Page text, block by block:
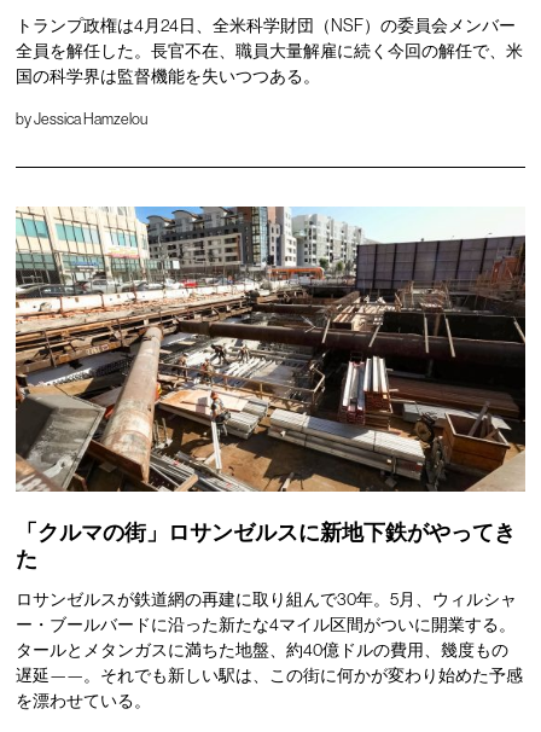
トランプ政権は4月24日、全米科学財団（NSF）の委員会メンバー
全員を解任した。長官不在、職員大量解雇に続く今回の解任で、米
国の科学界は監督機能を失いつつある。
byJessica Hamzelou
「クルマの街」ロサンゼルスに新地下鉄がやってき
た
ロサンゼルスが鉄道網の再建に取り組んで30年。5月、ウィルシャ
ー・ブールバードに沿った新たな4マイル区間がついに開業する。
タールとメタンガスに満ちた地盤、約40億ドルの費用、幾度もの
遅延——。それでも新しい駅は、この街に何かが変わり始めた予感
を漂わせている。